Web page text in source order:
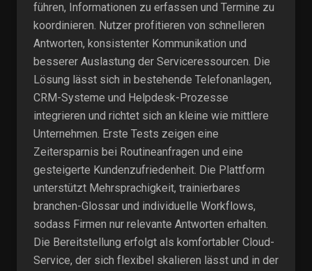
führen, Informationen zu erfassen und Termine zu
koordinieren. Nutzer profitieren von schnelleren
Antworten, konsistenter Kommunikation und
besserer Auslastung der Serviceressourcen. Die
Lösung lässt sich in bestehende Telefonanlagen,
CRM-Systeme und Helpdesk-Prozesse
integrieren und richtet sich an kleine wie mittlere
Unternehmen. Erste Tests zeigen eine
Zeitersparnis bei Routineanfragen und eine
gesteigerte Kundenzufriedenheit. Die Plattform
unterstützt Mehrsprachigkeit, trainierbares
branchen-Glossar und individuelle Workflows,
sodass Firmen nur relevante Antworten erhalten.
Die Bereitstellung erfolgt als komfortabler Cloud-
Service, der sich flexibel skalieren lässt und in der